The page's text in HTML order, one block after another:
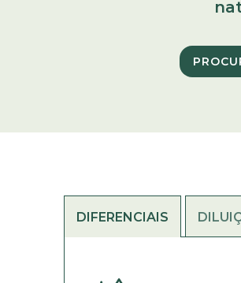
DIFERENCIAIS